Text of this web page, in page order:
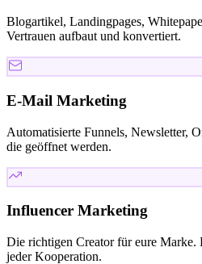
Blogartikel, Landingpages,
Vertrauen aufbaut und konvertiert.
E-Mail Marketing
Automatisierte Funnels, Newsletter,
die geöffnet werden.
Influencer Marketing
Die richtigen Creator für eure Marke.
jeder Kooperation.